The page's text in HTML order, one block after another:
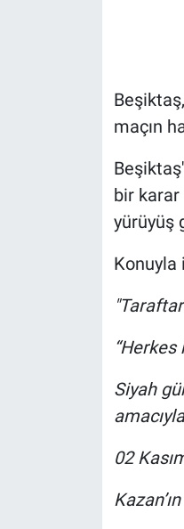
maçın
bir karar
yürüyüş
Konuyla
Siyah
02
Koronavirüs
Kültür Sanat
Programlar